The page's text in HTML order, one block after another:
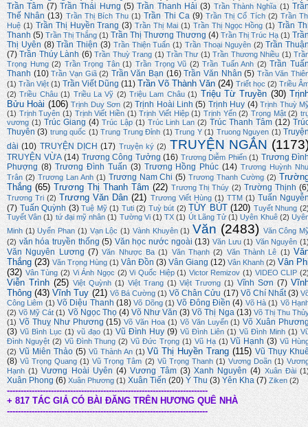
Trần Tâm (7) Trần Thái Hưng (5) Trần Thanh Hải (3) Trần Thành Nghĩa (1)
Thế Nhân (13) Trần Thị Bích Thu (1) Trần Thi Ca (9) Trần Thị Cổ Tích (2) Trần
Huệ (1) Trần Thị Huyền Trang (3) Trần Thị Mai (1) Trần Thị Ngọc Hồng (1) Trần
Thanh (5) Trần Thị Thắng (1) Trần Thị Thương Thương (4) Trần Thị Trúc Hạ (1)
Thị Uyên (8) Trần Thiện (3) Trần Thiện Tuấn (1) Trần Thoại Nguyên (2) Trần
(7) Trần Thúy Lành (6) Trần Thuỳ Trang (1) Trần Thư (1) Trần Thương Nhiều (1)
Trọng Hưng (2) Trần Trọng Tân (1) Trần Trọng Vũ (2) Trần Tuấn Anh (2) Trần
Thanh (10) Trần Vạn Giã (2) Trần Văn Bạn (16) Trần Văn Nhân (5) Trần Văn
(1) Trần Việt (1) Trần Viết Dũng (11) Trần Võ Thành Văn (24) Triết học (2) Triều
(2) Triều Châu (1) Triều La Vỹ (2) Triệu Lam Châu (1) Triệu Từ Truyền (30)
Bửu Hoài (106) Trịnh Duy Sơn (2) Trịnh Hoài Linh (5) Trịnh Huy (4) Trịnh Thuỳ
(1) Trịnh Tuyên (1) Trịnh Viết Hiền (1) Trịnh Viết Hiệp (1) Trịnh Yến (2) Trọng Mật (2)
vương (1) Trúc Giang (4) Trúc Lập (1) Trúc Linh Lan (2) Trúc Thanh Tâm (12)
Thuyên (3) trung quốc (1) Trung Trung Đỉnh (1) Trung Y (1) Truong Nguyen (1)
dài (10) TRUYỆN DỊCH (17) Truyện ký (2) TRUYỆN NGẮN
TRUYỆN VỪA (14) Trương Công Tưởng (16) Trương Diễm Phiến (1) Trương
Phượng (8) Trương Đình Tuấn (3) Trương Hồng Phúc (14) Trương Huỳnh
Trân (2) Trương Lan Anh (1) Trương Nam Chi (5) Trương Thanh Cường (2)
Thắng (65) Trương Thị Thanh Tâm (22) Trương Thị Thúy (2) Trường Thịnh
Trương Tri (2) Trương Văn Dân (21) Trương Viết Hùng (1) TTM (1) Tuấn
(7) Tuấn Quỳnh (3) Tuệ Mỹ (1) Tuti (2) Tuỳ bút (2) TÙY BÚT (120) Tuyết Nhung
Tuyết Vân (1) tứ đại mỹ nhân (1) Tường Vi (1) TX (1) Út Lãng Tử (1) Uyên Khuê (2)
Minh (1) Uyển Phan (1) Vạn Lộc (1) Vành Khuyên (1) Văn (2483) Văn Công
(2) văn hóa truyền thống (5) Văn học nước ngoài (13) Văn Lưu (1) Văn Nguyên
Văn Nguyên Lương (7) Văn Nhược Ba (1) Văn Thạnh (2) Văn Thành Lê (1)
Thắng (23) Văn Trọng Hùng (1) Vân Đồn (3) Vân Giang (12) Vân Khanh (2) Vân
(32) Vân Tùng (2) Vi Ánh Ngọc (2) Vi Quốc Hiệp (1) Victor Remizov (1) VIDEO CLIP
Viễn Trình (25) Việt Quỳnh (1) Việt Trang (1) Việt Trương (1) Vĩnh Sơn (7)
Thông (43) Vĩnh Tuy (21) Võ Bá Cường (1) Võ Chân Cửu (17) Võ Chí Nhất (3)
Công Liêm (1) Võ Diệu Thanh (18) Võ Dõng (1) Võ Đông Điền (4) Võ Hà (1) Võ
(2) Võ Mỹ Cát (1) Võ Ngọc Thọ (4) Võ Như Văn (3) Võ Thị Nga (13) Võ Thị Thu
(1) Võ Thuỵ Như Phương (15) Võ Văn Hoa (1) Võ Văn Luyến (1) Võ Xuân
(3) Vũ Bình Lục (1) vũ đạo (1) Vũ Đình Huy (9) Vũ Đình Liên (1) Vũ Đình Minh (1)
Đình Nguyệt (2) Vũ Đình Thung (2) Vũ Đức Trọng (1) Vũ Hạ (1) Vũ Hạnh (3) Vũ
(2) Vũ Miên Thảo (5) Vũ Thành An (1) Vũ Thị Huyền Trang (115) Vũ Thụy
(8) Vũ Trọng Quang (1) Vũ Trọng Tâm (2) Vũ Trọng Thanh (1) Vương Doãn (1)
Hạnh (1) Vương Hoài Uyên (4) Vương Tâm (3) Xanh Nguyên (4) Xuân Đài
Xuân Phong (6) Xuân Phương (1) Xuân Tiến (20) Ý Thu (3) Yên Kha (7) Ziken (2)
-------------------------------------------------------------------------
+ 817 TÁC GIẢ CÓ BÀI ĐĂNG TRÊN HƯƠNG QUÊ NHÀ
-------------------------------------------------------------------------